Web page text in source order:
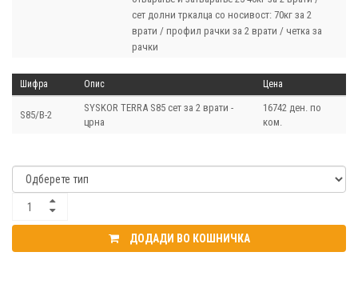
сет долни тркалца со носивост: 70кг за 2
врати / профил рачки за 2 врати / четка за
рачки
Шифра Опис Цена
S85/B-2
SYSKOR TERRA S85 сет за 2 врати -
црна
16742 ден. по
ком.
ДОДАДИ ВО КОШНИЧКА